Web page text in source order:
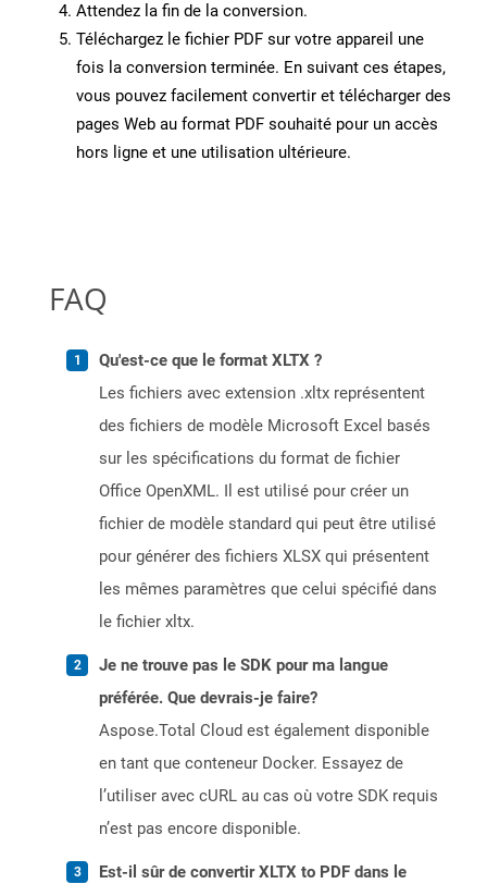
Attendez la fin de la conversion.
Téléchargez le fichier PDF sur votre appareil une
fois la conversion terminée. En suivant ces étapes,
vous pouvez facilement convertir et télécharger des
pages Web au format PDF souhaité pour un accès
hors ligne et une utilisation ultérieure.
FAQ
Qu'est-ce que le format XLTX ?
Les fichiers avec extension .xltx représentent
des fichiers de modèle Microsoft Excel basés
sur les spécifications du format de fichier
Office OpenXML. Il est utilisé pour créer un
fichier de modèle standard qui peut être utilisé
pour générer des fichiers XLSX qui présentent
les mêmes paramètres que celui spécifié dans
le fichier xltx.
Je ne trouve pas le SDK pour ma langue
préférée. Que devrais-je faire?
Aspose.Total Cloud est également disponible
en tant que conteneur Docker. Essayez de
l’utiliser avec cURL au cas où votre SDK requis
n’est pas encore disponible.
Est-il sûr de convertir XLTX to PDF dans le